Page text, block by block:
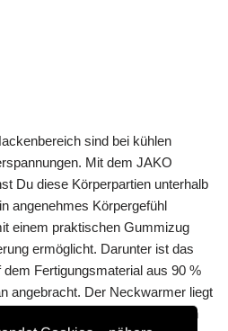
sind bei kühlen
Mit dem JAKO
Du diese Körperpartien unterhalb
angenehmes Körpergefühl
einem praktischen Gummizug
ermöglicht. Darunter ist das
Fertigungsmaterial aus 90 %
angebracht. Der Neckwarmer liegt
ist schnelltrocknend. Er ist in den